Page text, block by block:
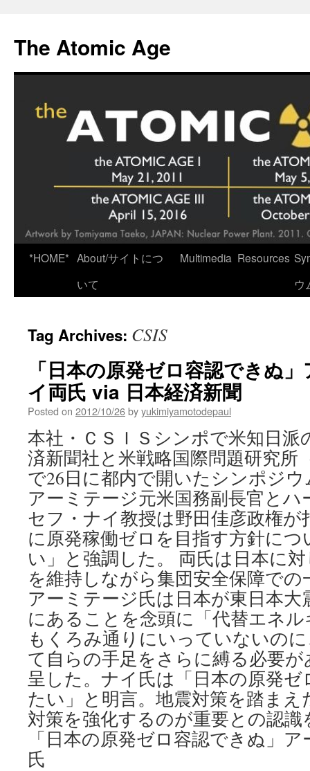
content
The Atomic Age
*HOME* About/サイトにつ
いて
Multimedia Resources
ウ
Tag Archives: CSIS
「日本の原発ゼロ容認できぬ
イ両氏 via 日本経済新聞
Posted on 2012/10/26byyukimiyamotodepaul
本社・ＣＳＩＳシンポで米知日派
済新聞社と米戦略国際問題研究所
で26日に都内で開いたシンポジ
アーミテージ元米国務副長官と
セフ・ナイ教授は野田佳彦政権が
に原発稼働ゼロを目指す方針に
い」と強調した。 両氏は日本に
を維持しながら集団安全保障で
アーミテージ氏は日本が東日本
にあることを念頭に「代替エネ
もくろみ通りにいっていないの
て自らの手足をさらに縛る必要
呈した。ナイ氏は「日本の原発
たい」と明言。地震対策を踏まえ
対策を強化するのが重要との認
「日本の原発ゼロ容認できぬ」
氏